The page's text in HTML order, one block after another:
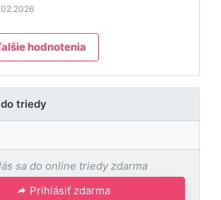
hodnotenia
triedy
sa do online triedy zdarma
Prihlásiť zdarma